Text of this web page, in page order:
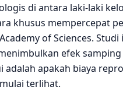
di antara laki-laki
khusus mempercepat
of Sciences.
efek
apakah biaya
terlihat.